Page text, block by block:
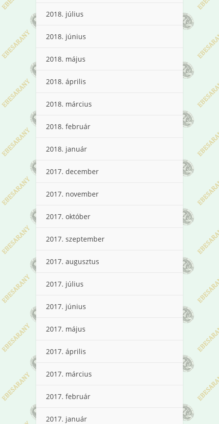
2018. július
2018. június
2018. május
2018. április
2018. március
2018. február
2018. január
2017. december
2017. november
2017. október
2017. szeptember
2017. augusztus
2017. július
2017. június
2017. május
2017. április
2017. március
2017. február
2017. január